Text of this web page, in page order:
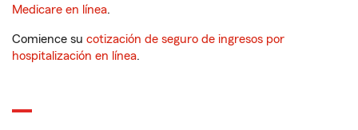
Medicare en línea.
Comience su cotización de seguro de ingresos por
hospitalización en línea.